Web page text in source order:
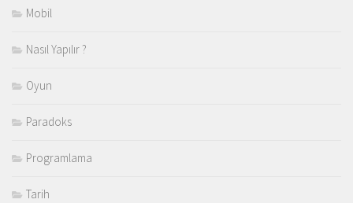
Mobil
Nasıl Yapılır ?
Oyun
Paradoks
Programlama
Tarih